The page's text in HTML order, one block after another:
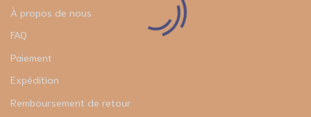
À propos de nous
FAQ
Paiement
Expédition
Remboursement de retour